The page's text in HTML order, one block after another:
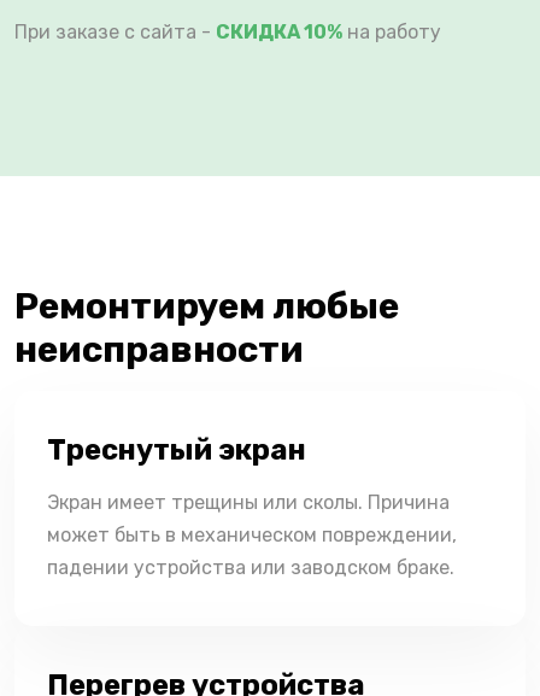
При заказе с сайта - СКИДКА 10% на работу
Ремонтируем любые
неисправности
Треснутый экран
Экран имеет трещины или сколы. Причина
может быть в механическом повреждении,
падении устройства или заводском браке.
Перегрев устройства